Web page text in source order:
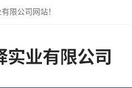
限公司网站！